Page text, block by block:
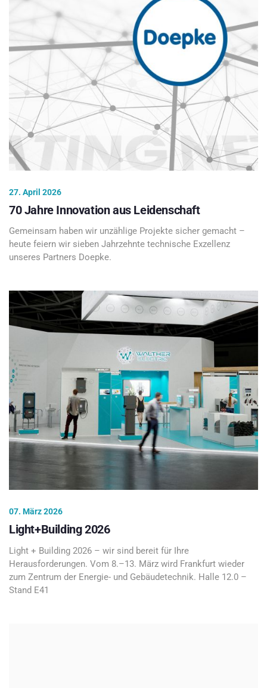
27. April 2026
70 Jahre Innovation aus Leidenschaft
Gemeinsam haben wir unzählige Projekte sicher gemacht –
heute feiern wir sieben Jahrzehnte technische Exzellenz
unseres Partners Doepke.
07. März 2026
Light+Building 2026
Light + Building 2026 – wir sind bereit für Ihre
Herausforderungen. Vom 8.–13. März wird Frankfurt wieder
zum Zentrum der Energie- und Gebäudetechnik. Halle 12.0 –
Stand E41